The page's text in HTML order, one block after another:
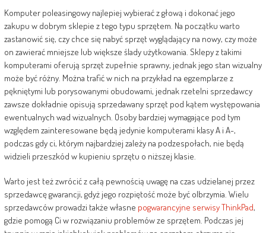
Komputer poleasingowy najlepiej wybierać z głową i dokonać jego
zakupu w dobrym sklepie z tego typu sprzętem. Na początku warto
zastanowić się, czy chce się nabyć sprzęt wyglądający na nowy, czy może
on zawierać mniejsze lub większe ślady użytkowania. Sklepy z takimi
komputerami oferują sprzęt zupełnie sprawny, jednak jego stan wizualny
może być różny. Można trafić w nich na przykład na egzemplarze z
pękniętymi lub porysowanymi obudowami, jednak rzetelni sprzedawcy
zawsze dokładnie opisują sprzedawany sprzęt pod kątem występowania
ewentualnych wad wizualnych. Osoby bardziej wymagające pod tym
względem zainteresowane będą jedynie komputerami klasy A i A-,
podczas gdy ci, którym najbardziej zależy na podzespołach, nie będą
widzieli przeszkód w kupieniu sprzętu o niższej klasie.
Warto jest też zwrócić z całą pewnością uwagę na czas udzielanej przez
sprzedawcę gwarancji, gdyż jego rozpiętość może być olbrzymia. Wielu
sprzedawców prowadzi także własne pogwarancyjne serwisy ThinkPad,
gdzie pomogą Ci w rozwiązaniu problemów ze sprzętem. Podczas jej